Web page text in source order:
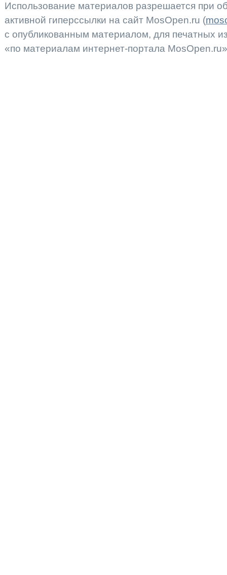
Использование материалов разрешается при
активной гиперссылки на сайт MosOpen.ru (
с опубликованным материалом, для печатных
«по материалам интернет-портала